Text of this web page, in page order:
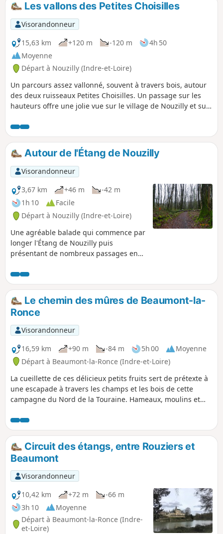
p
Les vallons des Petites Choisilles
Visorandonneur
15,63 km
+120 m -120 m
4h 50
Moyenne
Départ à Nouzilly (Indre-et-Loire)
Un parcours assez vallonné, souvent à travers bois, autour
des deux ruisseaux Petites Choisilles. Un passage sur les
hauteurs offre une jolie vue sur le village de Nouzilly et sur
Autour de l'Étang de Nouzilly
Visorandonneur
3,67 km
+46 m
-42 m
1h 10
Facile
Départ à Nouzilly (Indre-et-Loire)
Une agréable balade qui commence par
longer l'Étang de Nouzilly puis
présentant de nombreux passages en
Le chemin des mûres de Beaumont-la-
Ronce
Visorandonneur
16,59 km
+90 m -84 m 5h 00
Moyenne
Départ à Beaumont-la-Ronce (Indre-et-Loire)
La cueillette de ces délicieux petits fruits sert de prétexte à
une escapade à travers les champs et les bois de cette
campagne du Nord de la Touraine. Hameaux, moulins et
et son château.
Circuit des étangs, entre Rouziers et
Beaumont
Visorandonneur
10,42 km
+72 m
-66 m
3h 10
Moyenne
Départ à Beaumont-la-Ronce (Indre-
et-Loire)